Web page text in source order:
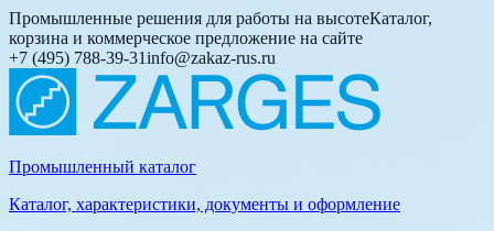
Промышленные решения для работы на высотеКаталог,
корзина и коммерческое предложение на сайте
+7 (495) 788-39-31info@zakaz-rus.ru
Промышленный каталог
Каталог, характеристики, документы и оформление